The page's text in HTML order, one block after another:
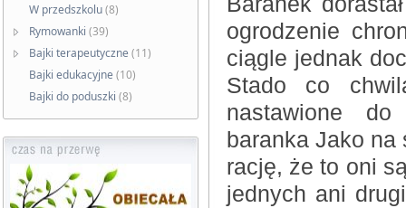
W przedszkolu(8)
Rymowanki (39)
Bajki terapeutyczne (11)
Bajki edukacyjne (10)
Bajki do poduszki (8)
ogrodzenie
ciągle jednak
Stado co
nastawione
baranka Jako
rację, że to oni
jednych ani